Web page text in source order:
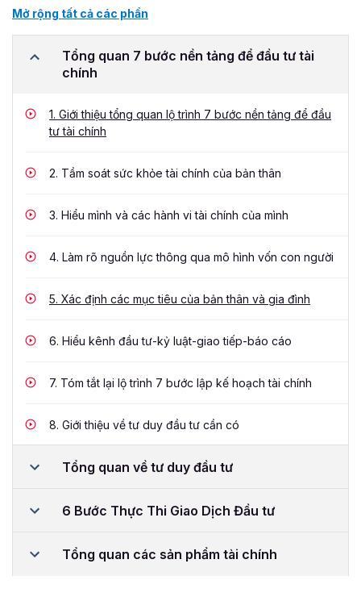
Mở rộng tất cả các phần
Tổng quan 7 bước nền tảng để đầu tư tài
chính
1. Giới thiệu tổng quan lộ trình 7 bước nền tảng để đầu
tư tài chính
2. Tầm soát sức khỏe tài chính của bản thân
3. Hiểu mình và các hành vi tài chính của mình
4. Làm rõ nguồn lực thông qua mô hình vốn con người
5. Xác định các mục tiêu của bản thân và gia đình
6. Hiểu kênh đầu tư-kỷ luật-giao tiếp-báo cáo
7. Tóm tắt lại lộ trình 7 bước lập kế hoạch tài chính
8. Giới thiệu về tư duy đầu tư cần có
Tổng quan về tư duy đầu tư
6 Bước Thực Thi Giao Dịch Đầu tư
Tổng quan các sản phẩm tài chính